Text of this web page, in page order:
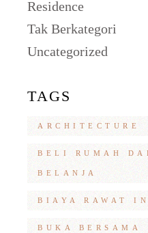
Residence
Tak Berkategori
Uncategorized
TAGS
ARCHITECTURE
BELI RUMAH
BELANJA
BIAYA RAWAT
BUKA BERSAMA